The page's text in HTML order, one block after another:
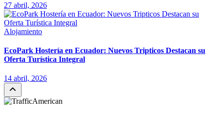
27 abril, 2026
Alojamiento
EcoPark Hostería en Ecuador: Nuevos Tripticos Destacan su
Oferta Turística Integral
14 abril, 2026